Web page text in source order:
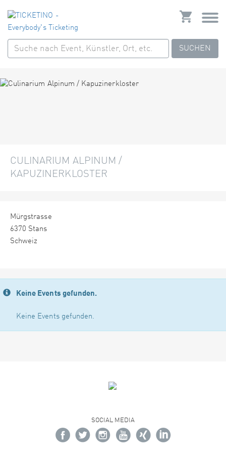
SUCHEN
CULINARIUM ALPINUM /
KAPUZINERKLOSTER
Mürgstrasse
6370 Stans
Schweiz
Keine Events gefunden.
Keine Events gefunden.
SOCIAL MEDIA